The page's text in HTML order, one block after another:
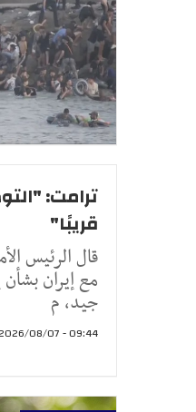
ترامت:
قريبًا"
قال الرئيس
مع إيران
جيد، م
09:44 - 2026/08/07